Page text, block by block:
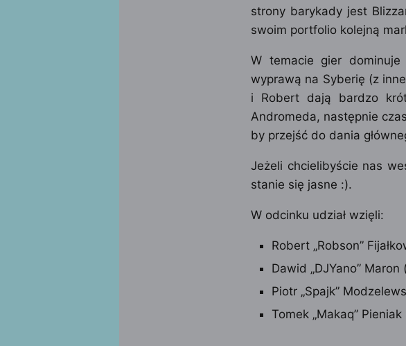
strony barykady jest
swoim portfolio kolejną
W temacie gier dominuje
wyprawą na Syberię (z
i Robert dają bardzo
Andromeda, następnie
by przejść do dania
Jeżeli chcielibyście nas
stanie się jasne :).
W odcinku udział wzięli:
Robert „Robson”
Dawid „DJYano” Maron (
Piotr „Spajk”
Tomek „Makaq” Pieniak